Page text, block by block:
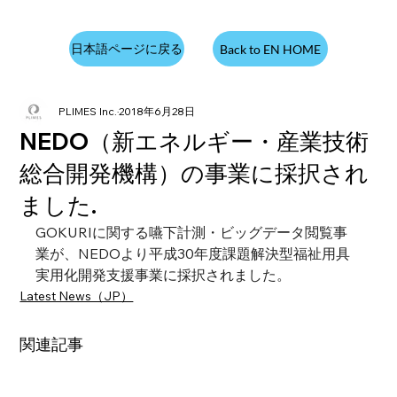
日本語ページに戻る Back to EN HOME
NEDO（新エネルギー・産業技術
総合開発機構）の事業に採択され
ました.
PLIMES Inc.2018年6月28日
GOKURIに関する嚥下計測・ビッグデータ閲覧事
業が、NEDOより平成30年度課題解決型福祉用具
実用化開発支援事業に採択されました。
Latest News（JP）
関連記事